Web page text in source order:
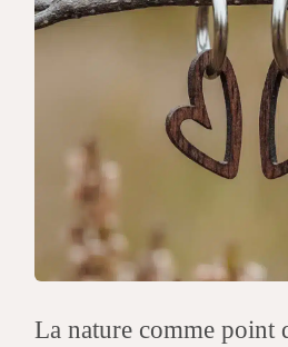
La nature comme point